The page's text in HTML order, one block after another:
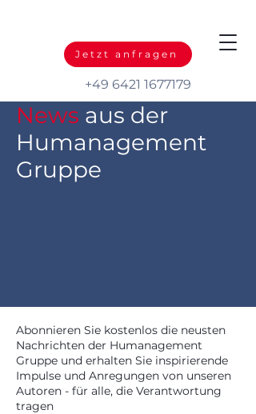
Jetzt anfragen
+49 6421 1677179
News aus der
Humanagement
Gruppe
Abonnieren Sie kostenlos die neusten
Nachrichten der Humanagement
Gruppe und erhalten Sie inspirierende
Impulse und Anregungen von unseren
Autoren - für alle, die Verantwortung
tragen